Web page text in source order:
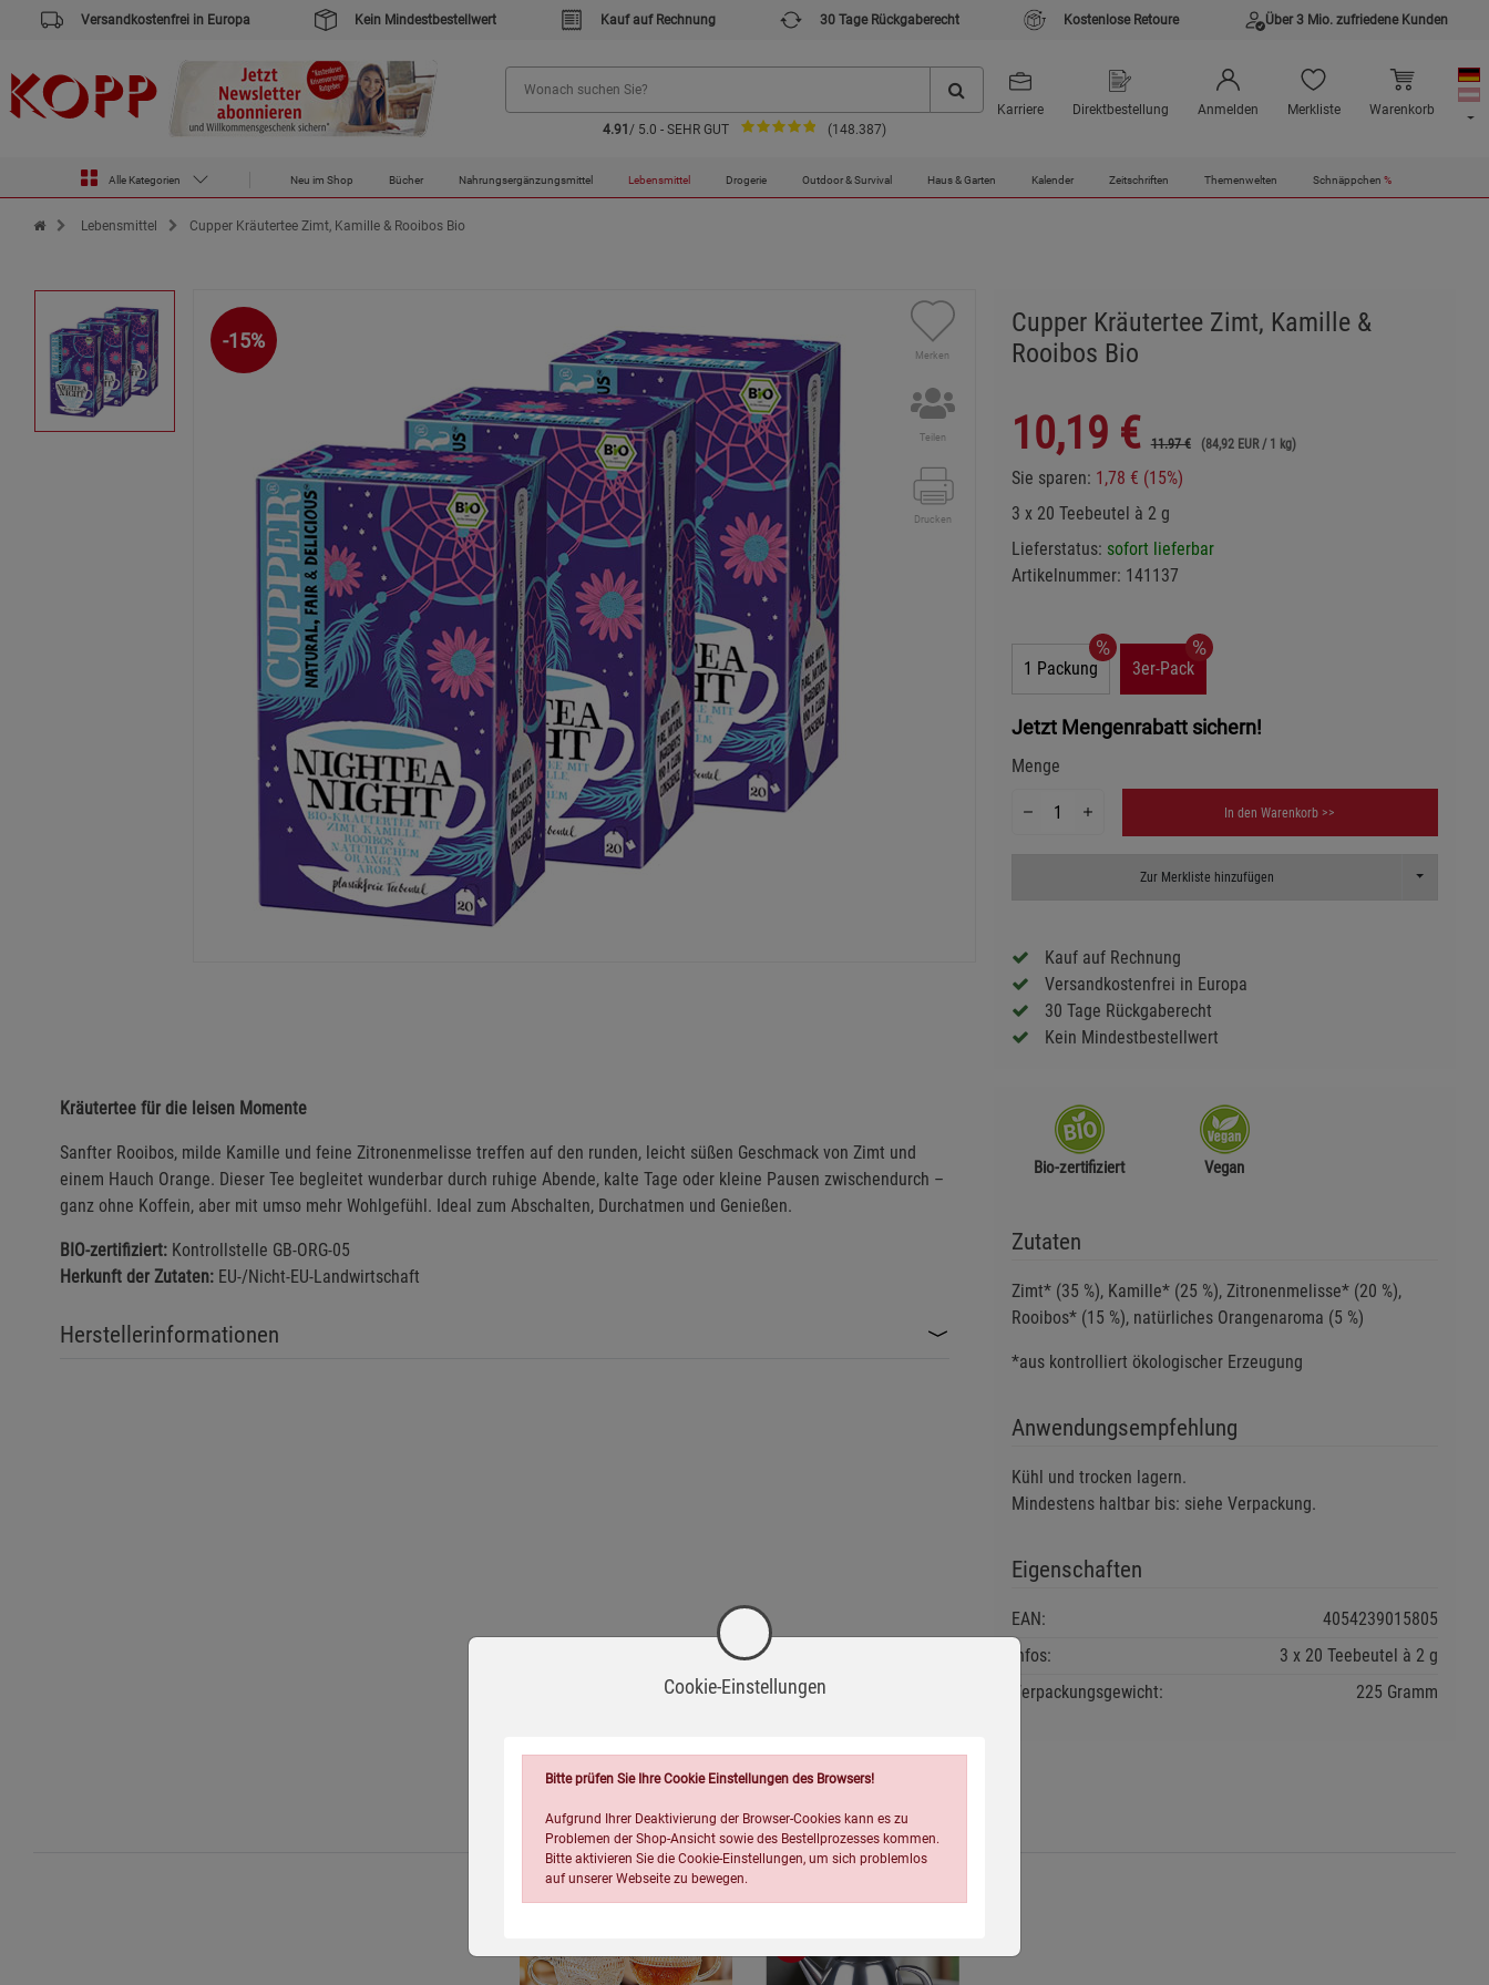
Versandkostenfrei in Europa Kein Mindestbestellwert Kauf auf Rechnung 30 Tage Rückgaberecht Kostenlose Retoure Über 3 Mio. zufriedene Kunden
4.91 / 5.0 - SEHR GUT (148.387)
Karriere Direktbestellung Anmelden Merkliste Warenkorb
Alle Kategorien Neu im Shop Bücher Nahrungsergänzungsmittel Lebensmittel Drogerie Outdoor & Survival Haus & Garten Kalender Zeitschriften Themenwelten Schnäppchen %
Zur Startseite des Kopp Verlag Online-Shop
Lebensmittel Cupper Kräutertee Zimt, Kamille & Rooibos Bio
-15%
Merken
Teilen
Drucken
Cupper Kräutertee Zimt, Kamille &
Rooibos Bio
10,19 € 11.97 € (84,92 EUR / 1 kg)
Sie sparen: 1,78 € (15%)
3 x 20 Teebeutel à 2 g
Lieferstatus: sofort lieferbar
Artikelnummer: 141137
1 Packung 3er-Pack
Jetzt Mengenrabatt sichern!
Menge
In den Warenkorb >>
Zur Merkliste hinzufügen Toggle
Kauf auf Rechnung
Versandkostenfrei in Europa
30 Tage Rückgaberecht
Kein Mindestbestellwert
Kräutertee für die leisen Momente
Sanfter Rooibos, milde Kamille und feine Zitronenmelisse treffen auf den runden, leicht süßen Geschmack von Zimt und
einem Hauch Orange. Dieser Tee begleitet wunderbar durch ruhige Abende, kalte Tage oder kleine Pausen zwischendurch –
ganz ohne Koffein, aber mit umso mehr Wohlgefühl. Ideal zum Abschalten, Durchatmen und Genießen.
BIO-zertifiziert: Kontrollstelle GB-ORG-05
Herkunft der Zutaten: EU-/Nicht-EU-Landwirtschaft
Herstellerinformationen
Bio-zertifiziert Vegan
Zutaten
Zimt* (35 %), Kamille* (25 %), Zitronenmelisse* (20 %),
Rooibos* (15 %), natürliches Orangenaroma (5 %)
*aus kontrolliert ökologischer Erzeugung
Anwendungsempfehlung
Kühl und trocken lagern.
Mindestens haltbar bis: siehe Verpackung.
Eigenschaften
EAN:
4054239015805
Infos:
3 x 20 Teebeutel à 2 g
Verpackungsgewicht:
225 Gramm
Passend dazu
Cookie-Einstellungen
Bitte prüfen Sie Ihre Cookie Einstellungen des Browsers!
Aufgrund Ihrer Deaktivierung der Browser-Cookies kann es zu
Problemen der Shop-Ansicht sowie des Bestellprozesses kommen.
Bitte aktivieren Sie die Cookie-Einstellungen, um sich problemlos
auf unserer Webseite zu bewegen.